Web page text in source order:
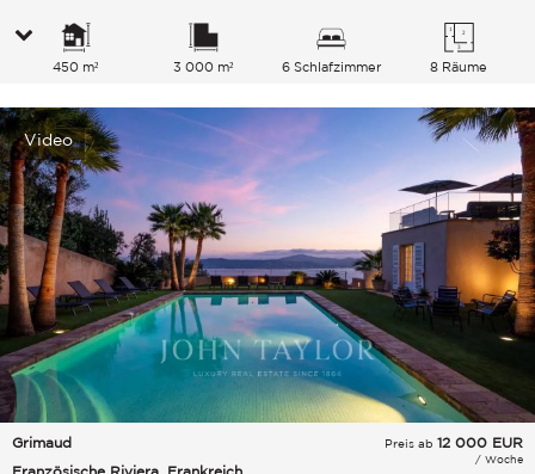
450 m² 3 000 m² 6 Schlafzimmer 8 Räume
Video
Grimaud
Französische Riviera, Frankreich
Preis ab 12 000 EUR
/ Woche